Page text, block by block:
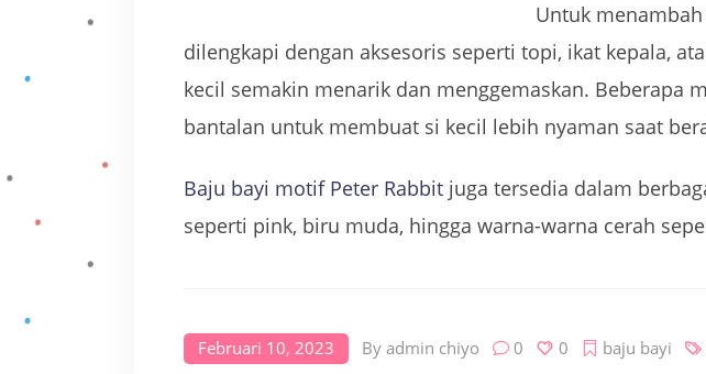
Untuk
dilengkapi dengan aksesoris seperti topi, ikat kepala,
kecil semakin menarik dan menggemaskan. Beberapa
bantalan untuk membuat si kecil lebih nyaman saat
Baju bayi motif Peter Rabbit juga tersedia dalam
seperti pink, biru muda, hingga warna-warna cerah
Februari 10, 2023 By admin chiyo 0 0 baju bayi